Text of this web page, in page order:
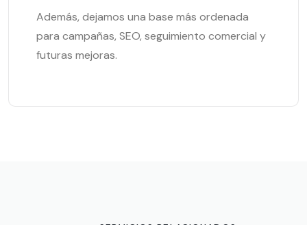
Además, dejamos una base más ordenada
para campañas, SEO, seguimiento comercial y
futuras mejoras.